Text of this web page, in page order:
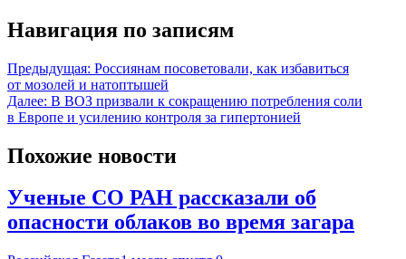
Навигация по записям
Предыдущая: Россиянам посоветовали, как избавиться
от мозолей и натоптышей
Далее: В ВОЗ призвали к сокращению потребления соли
в Европе и усилению контроля за гипертонией
Похожие новости
Ученые СО РАН рассказали об
опасности облаков во время загара